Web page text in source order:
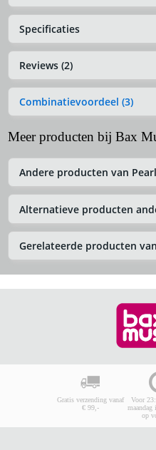
Specificaties
Reviews (2)
Combinatievoordeel (3)
Meer producten bij Bax
Andere producten van Pearl
Alternatieve producten
Gerelateerde producten
Gratis verzending vanaf
€ 99,-
Voor
op